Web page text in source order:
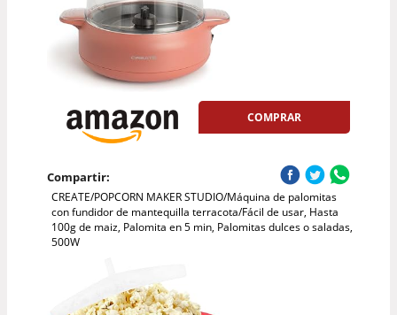
COMPRAR
Compartir:
CREATE/POPCORN MAKER STUDIO/Máquina de palomitas
con fundidor de mantequilla terracota/Fácil de usar, Hasta
100g de maiz, Palomita en 5 min, Palomitas dulces o saladas,
500W